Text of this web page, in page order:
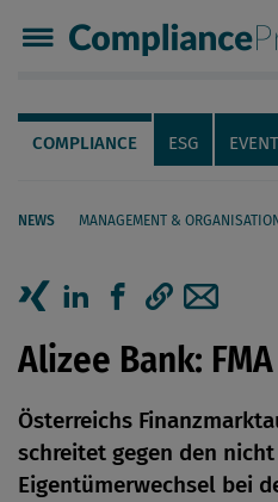
Compliance
Servicenavigation
Navigation
COMPLIANCE ESG
NEWS MANAGEMENT & ORGANISATION
Seiteninhalt
Artikel auf Xing
Artikel auf
Artikel auf
Alizee Bank:
Österreichs
schreitet gegen den
Eigentümerwechsel bei